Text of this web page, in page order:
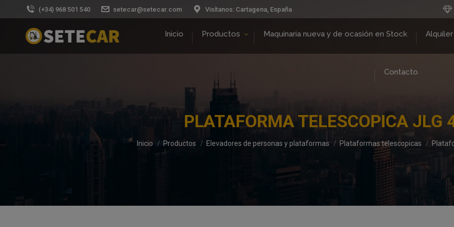
(+34) 968 501 540 setecar@setecar.com Visítanos: Cartagena, España
Inicio Productos Maquinaria nueva y de ocasión en Stock Alquiler
Contacto
PLATAFORMA TELESCOPICA JLG
Estás aquí:
Inicio Productos Elevadores de personas y plataformas Plataformas telescopicas